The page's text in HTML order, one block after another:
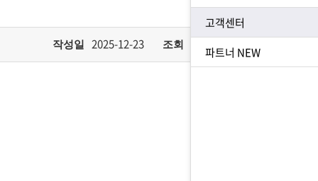
작성일 2025-12-23 조회
고객센터
파트너 NEW